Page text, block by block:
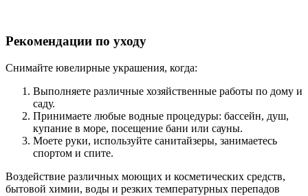
Рекомендации по уходу
Снимайте ювелирные украшения, когда:
Выполняете различные хозяйственные работы по дому и
саду.
Принимаете любые водные процедуры: бассейн, душ,
купание в море, посещение бани или сауны.
Моете руки, используйте санитайзеры, занимаетесь
спортом и спите.
Воздействие различных моющих и косметических средств,
бытовой химии, воды и резких температурных перепадов